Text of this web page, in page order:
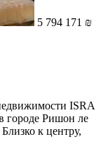
5 794 171 ₪
ISRA
городе Ришон ле
к центру,